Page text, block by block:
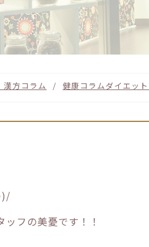
漢方コラム 健康コラムダイエッ
フの美憂です！！